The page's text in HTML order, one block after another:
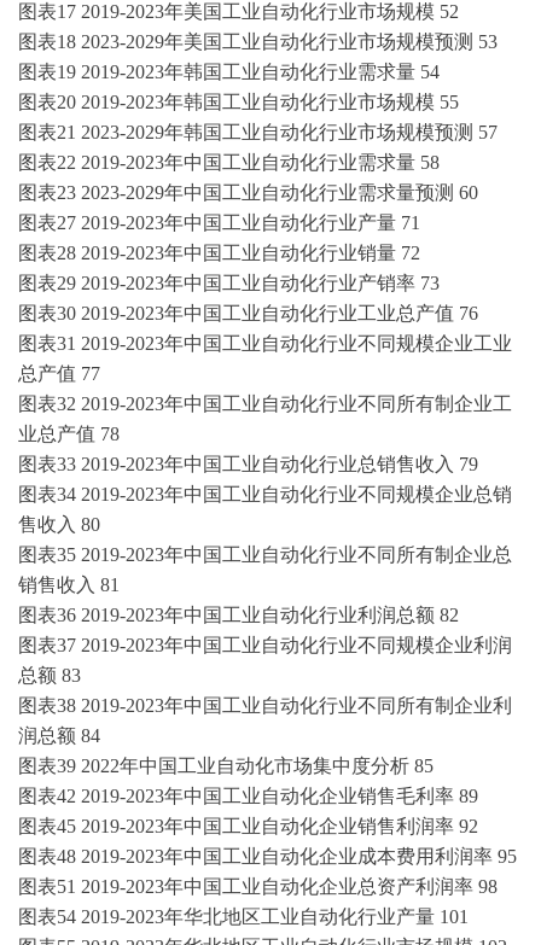
图表17 2019-2023年美国工业自动化行业市场规模 52
图表18 2023-2029年美国工业自动化行业市场规模预测 53
图表19 2019-2023年韩国工业自动化行业需求量 54
图表20 2019-2023年韩国工业自动化行业市场规模 55
图表21 2023-2029年韩国工业自动化行业市场规模预测 57
图表22 2019-2023年中国工业自动化行业需求量 58
图表23 2023-2029年中国工业自动化行业需求量预测 60
图表27 2019-2023年中国工业自动化行业产量 71
图表28 2019-2023年中国工业自动化行业销量 72
图表29 2019-2023年中国工业自动化行业产销率 73
图表30 2019-2023年中国工业自动化行业工业总产值 76
图表31 2019-2023年中国工业自动化行业不同规模企业工业
总产值 77
图表32 2019-2023年中国工业自动化行业不同所有制企业工
业总产值 78
图表33 2019-2023年中国工业自动化行业总销售收入 79
图表34 2019-2023年中国工业自动化行业不同规模企业总销
售收入 80
图表35 2019-2023年中国工业自动化行业不同所有制企业总
销售收入 81
图表36 2019-2023年中国工业自动化行业利润总额 82
图表37 2019-2023年中国工业自动化行业不同规模企业利润
总额 83
图表38 2019-2023年中国工业自动化行业不同所有制企业利
润总额 84
图表39 2022年中国工业自动化市场集中度分析 85
图表42 2019-2023年中国工业自动化企业销售毛利率 89
图表45 2019-2023年中国工业自动化企业销售利润率 92
图表48 2019-2023年中国工业自动化企业成本费用利润率 95
图表51 2019-2023年中国工业自动化企业总资产利润率 98
图表54 2019-2023年华北地区工业自动化行业产量 101